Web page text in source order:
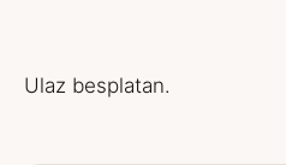
Ulaz besplatan.